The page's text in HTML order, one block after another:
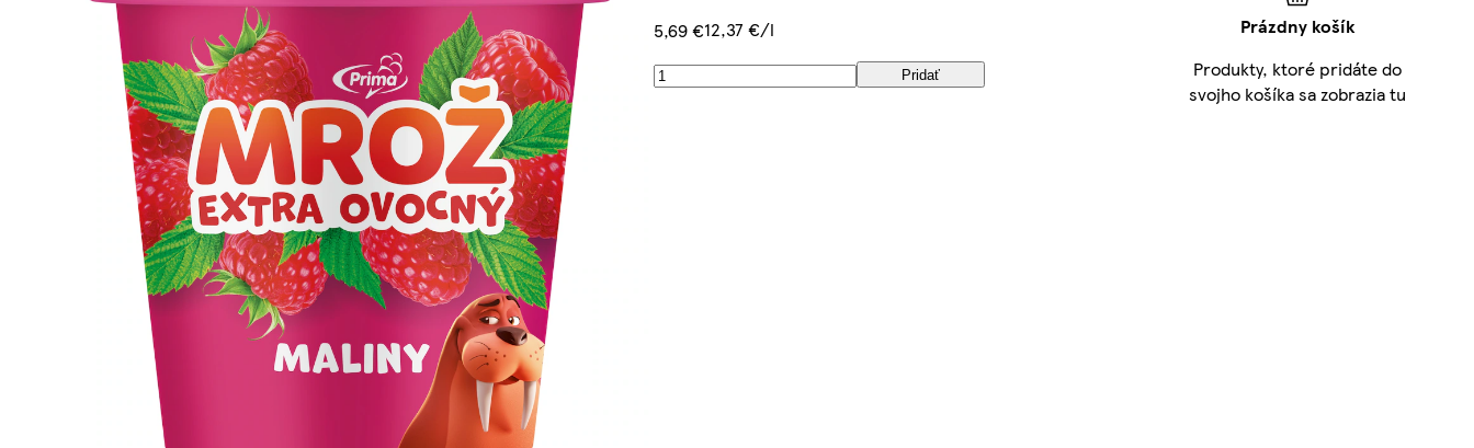
5,69 €12,37 €/l
Pridať
Prázdny košík
Produkty, ktoré pridáte do
svojho košíka sa zobrazia tu